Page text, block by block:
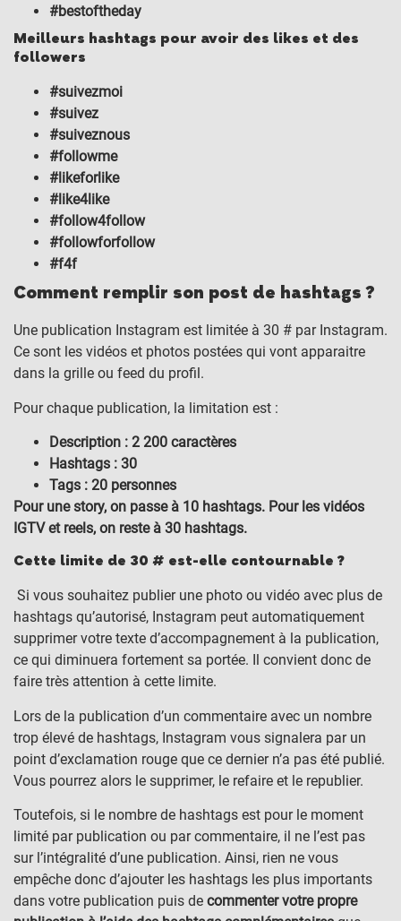
#bestoftheday
Meilleurs hashtags pour avoir des likes et des
followers
#suivezmoi
#suivez
#suiveznous
#followme
#likeforlike
#like4like
#follow4follow
#followforfollow
#f4f
Comment remplir son post de hashtags ?
Une publication Instagram est limitée à 30 # par Instagram.
Ce sont les vidéos et photos postées qui vont apparaitre
dans la grille ou feed du profil.
Pour chaque publication, la limitation est :
Description : 2 200 caractères
Hashtags : 30
Tags : 20 personnes
Pour une story, on passe à 10 hashtags. Pour les vidéos
IGTV et reels, on reste à 30 hashtags.
Cette limite de 30 # est-elle contournable ?
Si vous souhaitez publier une photo ou vidéo avec plus de
hashtags qu’autorisé, Instagram peut automatiquement
supprimer votre texte d’accompagnement à la publication,
ce qui diminuera fortement sa portée. Il convient donc de
faire très attention à cette limite.
Lors de la publication d’un commentaire avec un nombre
trop élevé de hashtags, Instagram vous signalera par un
point d’exclamation rouge que ce dernier n’a pas été publié.
Vous pourrez alors le supprimer, le refaire et le republier.
Toutefois, si le nombre de hashtags est pour le moment
limité par publication ou par commentaire, il ne l’est pas
sur l’intégralité d’une publication. Ainsi, rien ne vous
empêche donc d’ajouter les hashtags les plus importants
dans votre publication puis de commenter votre propre